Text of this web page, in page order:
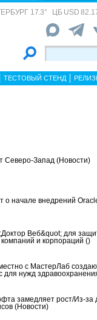
17.3° ЦБ USD
ТЕСТОВЫЙ СТЕНД
Северо-Запад (Новости)
о начале внедрений
Веб&quot; для
и корпораций ()
с МастерЛаб
для нужд
замедляет рост/Из-за
(Новости)